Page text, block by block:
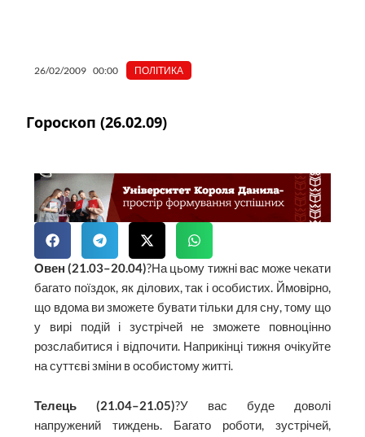
26/02/2009 00:00 ПОЛІТИКА
Гороскоп (26.02.09)
Овен (21.03–20.04)?На цьому тижні вас може чекати
багато поїздок, як ділових, так і особистих. Ймовірно,
що вдома ви зможете бувати тільки для сну, тому що
у вирі подій і зустрічей не зможете повноцінно
розслабитися і відпочити. Наприкінці тижня очікуйте
на суттєві зміни в особистому житті.
Телець (21.04–21.05)?У вас буде доволі
напружений тиждень. Багато роботи, зустрічей,